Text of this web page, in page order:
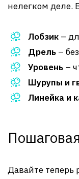
нелегком деле.
Лобзик –
Дрель –
Уровень –
Шурупы и
Линейка и
Давайте теперь